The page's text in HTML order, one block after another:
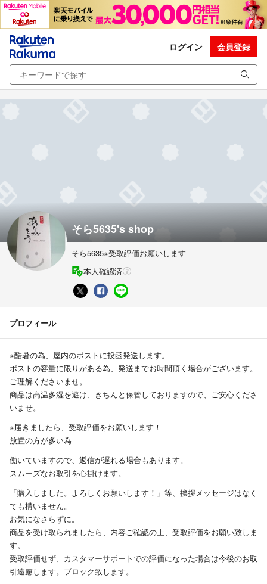
ログイン 会員登録
そら5635's shop
そら5635※受取評価お願いします
本人確認済
プロフィール
※酷暑の為、屋内のポストに投函発送します。
ポストの容量に限りがある為、発送までお時間頂く場合がございます。
ご理解くださいませ。
商品は高温多湿を避け、きちんと保管しておりますので、ご安心くださ
いませ。
※届きましたら、受取評価をお願いします！
放置の方が多い為
働いていますので、返信が遅れる場合もあります。
スムーズなお取引を心掛けます。
「購入しました。よろしくお願いします！」等、挨拶メッセージはなく
ても構いません。
お気になさらずに。
商品を受け取られましたら、内容ご確認の上、受取評価をお願い致しま
す。
受取評価せず、カスタマーサポートでの評価になった場合は今後のお取
引遠慮します。ブロック致します。